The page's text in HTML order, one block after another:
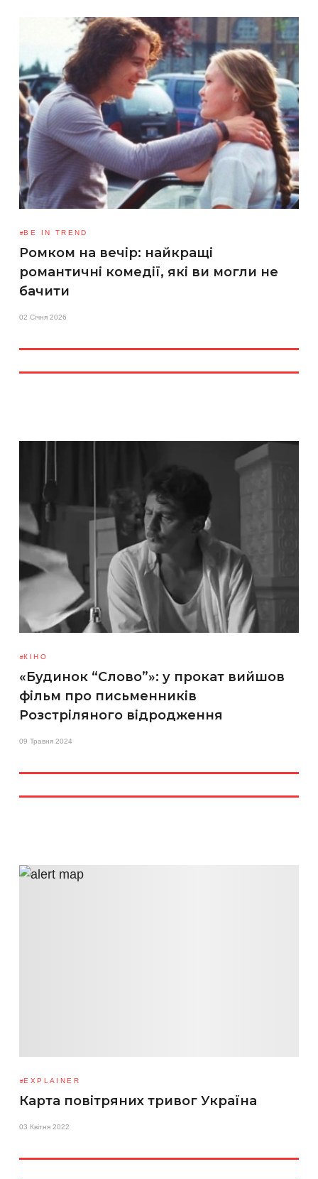
BE IN TREND
Ромком на вечір: найкращі
романтичні комедії, які ви могли не
бачити
02 Січня 2026
КІНО
«Будинок “Слово”»: у прокат вийшов
фільм про письменників
Розстріляного відродження
09 Травня 2024
EXPLAINER
Карта повітряних тривог Україна
03 Квітня 2022